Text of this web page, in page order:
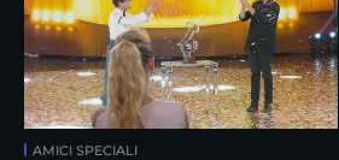
AMICI SPECIALI